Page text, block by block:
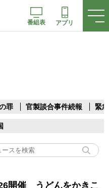
番組表 アプリ
罪 官製談合事件続報 緊
開催 うどんをかきこ